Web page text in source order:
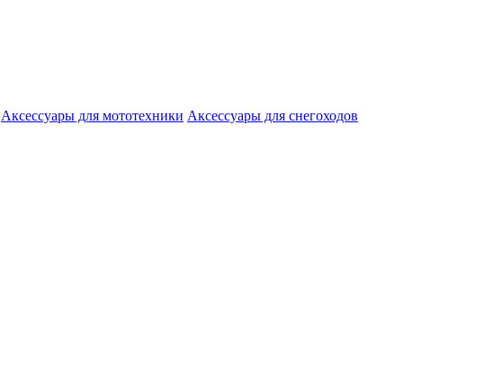
Аксессуары для мототехники Аксессуары для снегоходов